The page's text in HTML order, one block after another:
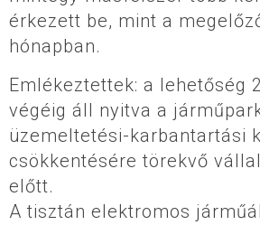
érkezett be, mint a
hónapban.
Emlékeztettek: a lehetőség
végéig áll nyitva a
üzemeltetési-karbantartási
csökkentésére törekvő
előtt.
A tisztán elektromos